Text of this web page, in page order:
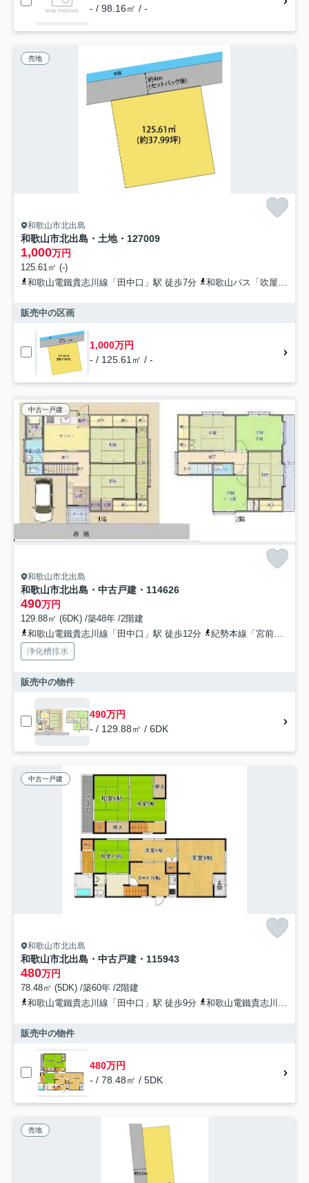
- / 98.16㎡ / -
売地
和歌山市北出島
和歌山市北出島・土地・127009
1,000万円
125.61㎡ (-)
和歌山電鐵貴志川線「田中口」駅 徒歩7分
和歌山バス「吹屋町4丁目」バス停下車 徒歩6分
販売中の区画
1,000万円
- / 125.61㎡ / -
中古一戸建
和歌山市北出島
和歌山市北出島・中古戸建・114626
490万円
129.88㎡ (6DK) /築48年 /2階建
和歌山電鐵貴志川線「田中口」駅 徒歩12分
紀勢本線「宮前」駅 徒歩18分
浄化槽排水
販売中の物件
490万円
- / 129.88㎡ / 6DK
中古一戸建
和歌山市北出島
和歌山市北出島・中古戸建・115943
480万円
78.48㎡ (5DK) /築60年 /2階建
和歌山電鐵貴志川線「田中口」駅 徒歩9分
和歌山電鐵貴志川線「日前宮」駅 徒歩16分
販売中の物件
480万円
- / 78.48㎡ / 5DK
売地